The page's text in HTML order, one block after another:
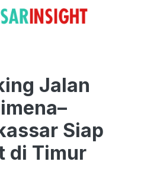
Jalan
Siap
di Timur